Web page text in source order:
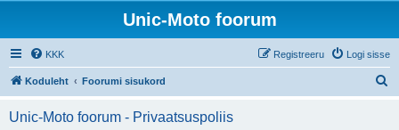
Unic-Moto foorum
KKK Logi sisse
Registreeru
Koduleht Foorumi sisukord
Unic-Moto foorum - Privaatsuspoliis